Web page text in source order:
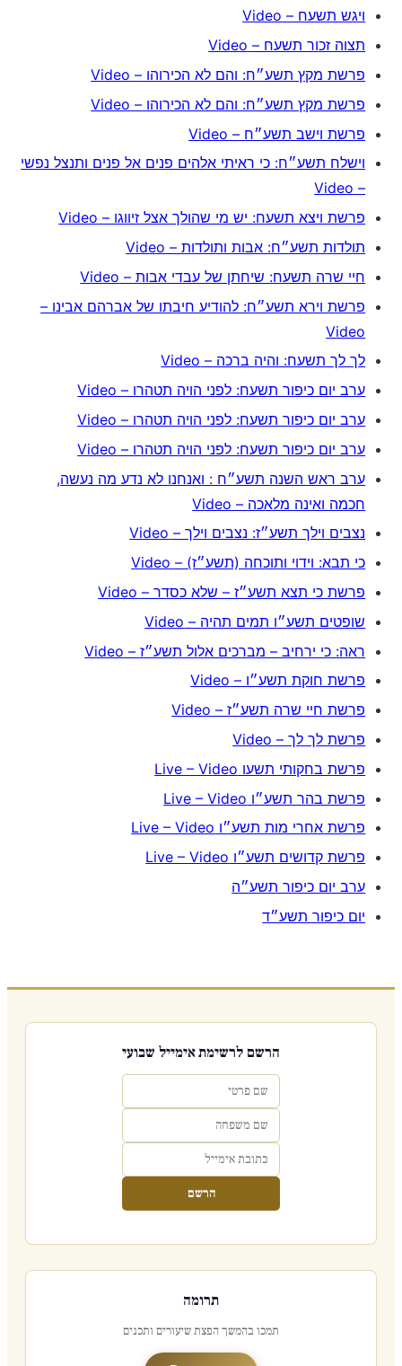
ויגש תשעח – Video
תצוה זכור תשעח – Video
פרשת מקץ תשע״ח: והם לא הכירוהו – Video
פרשת מקץ תשע״ח: והם לא הכירוהו – Video
פרשת וישב תשע״ח – Video
וישלח תשע״ח: כי ראיתי אלהים פנים אל פנים ותנצל נפשי
– Video
פרשת ויצא תשעח: יש מי שהולך אצל זיווגו – Video
תולדות תשע״ח: אבות ותולדות – Video
חיי שרה תשעח: שיחתן של עבדי אבות – Video
פרשת וירא תשע״ח: להודיע חיבתו של אברהם אבינו –
Video
לך לך תשעח: והיה ברכה – Video
ערב יום כיפור תשעח: לפני הויה תטהרו – Video
ערב יום כיפור תשעח: לפני הויה תטהרו – Video
ערב יום כיפור תשעח: לפני הויה תטהרו – Video
ערב ראש השנה תשע״ח : ואנחנו לא נדע מה נעשה,
חכמה ואינה מלאכה – Video
נצבים וילך תשע״ז: נצבים וילך – Video
כי תבא: וידוי ותוכחה (תשע״ז) – Video
פרשת כי תצא תשע״ז – שלא כסדר – Video
שופטים תשע״ו תמים תהיה – Video
ראה: כי ירחיב – מברכים אלול תשע״ז – Video
פרשת חוקת תשע״ו – Video
פרשת חיי שרה תשע״ז – Video
פרשת לך לך – Video
פרשת בחקותי תשעו Live – Video
פרשת בהר תשע״ו Live – Video
פרשת אחרי מות תשע״ו Live – Video
פרשת קדושים תשע״ו Live – Video
ערב יום כיפור תשע״ה
יום כיפור תשע״ד
הרשם לרשימת אימייל שבועי
הרשם
תרומה
תמכו בהמשך הפצת שיעורים ותכנים